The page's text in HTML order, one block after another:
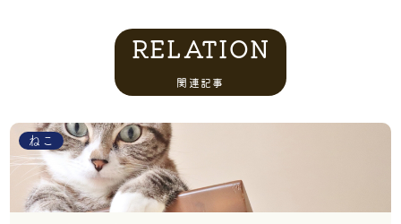
RELATION
関連記事
ねこ